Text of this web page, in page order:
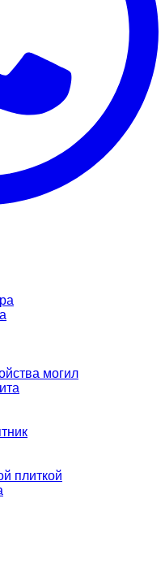
могил
плиткой